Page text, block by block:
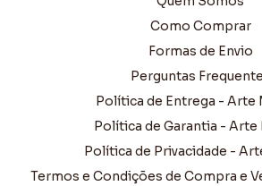
Como Comprar
Formas de Envio
Perguntas
Política de Entrega - Arte
Política de Garantia - Arte
Política de Privacidade -
Termos e Condições de Compra e